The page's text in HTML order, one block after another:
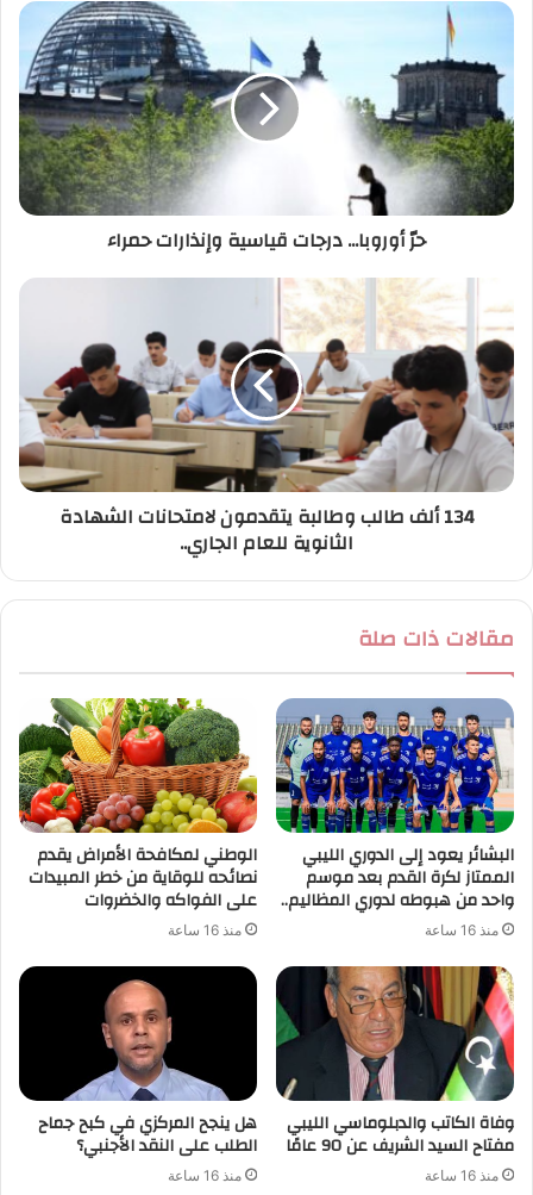
د
ل
ك
ت
ر
حرّ أوروبا... درجات قياسية وإنذارات حمراء
134 ألف طالب وطالبة يتقدمون لامتحانات الشهادة
الثانوية للعام الجاري..
مقالات ذات صلة
البشائر يعود إلى الدوري الليبي
الممتاز لكرة القدم بعد موسم
واحد من هبوطه لدوري المظاليم..
منذ 16 ساعة
الوطني لمكافحة الأمراض يقدم
نصائحه للوقاية من خطر المبيدات
على الفواكه والخضروات
منذ 16 ساعة
وفاة الكاتب والدبلوماسي الليبي
مفتاح السيد الشريف عن 90 عامًا
منذ 16 ساعة
هل ينجح المركزي في كبح جماح
الطلب على النقد الأجنبي؟
منذ 16 ساعة